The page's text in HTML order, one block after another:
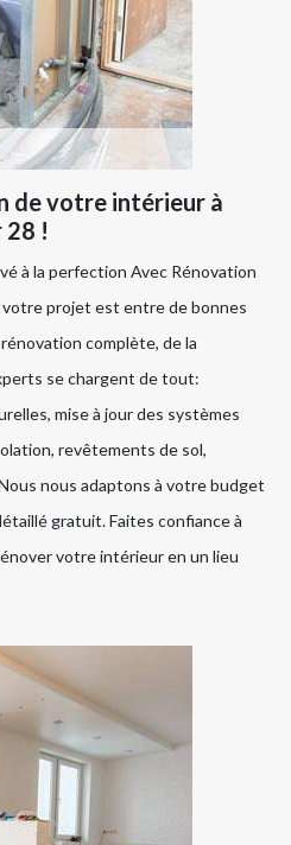
de votre intérieur à
!
à la perfection Avec Rénovation
projet est entre de bonnes
complète, de la
se chargent de tout:
mise à jour des systèmes
revêtements de sol,
nous adaptons à votre budget
gratuit. Faites confiance à
votre intérieur en un lieu